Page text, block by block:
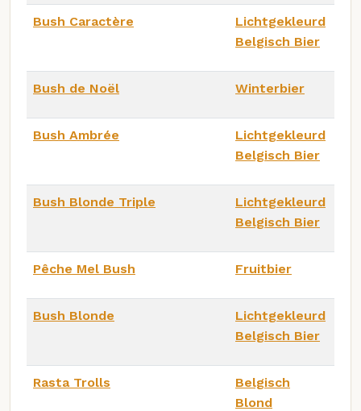
Bush Caractère
Lichtgekleurd
Belgisch Bier
Bush de Noël Winterbier
Bush Ambrée
Lichtgekleurd
Belgisch Bier
Bush Blonde Triple
Lichtgekleurd
Belgisch Bier
Pêche Mel Bush Fruitbier
Bush Blonde
Lichtgekleurd
Belgisch Bier
Rasta Trolls
Belgisch
Blond